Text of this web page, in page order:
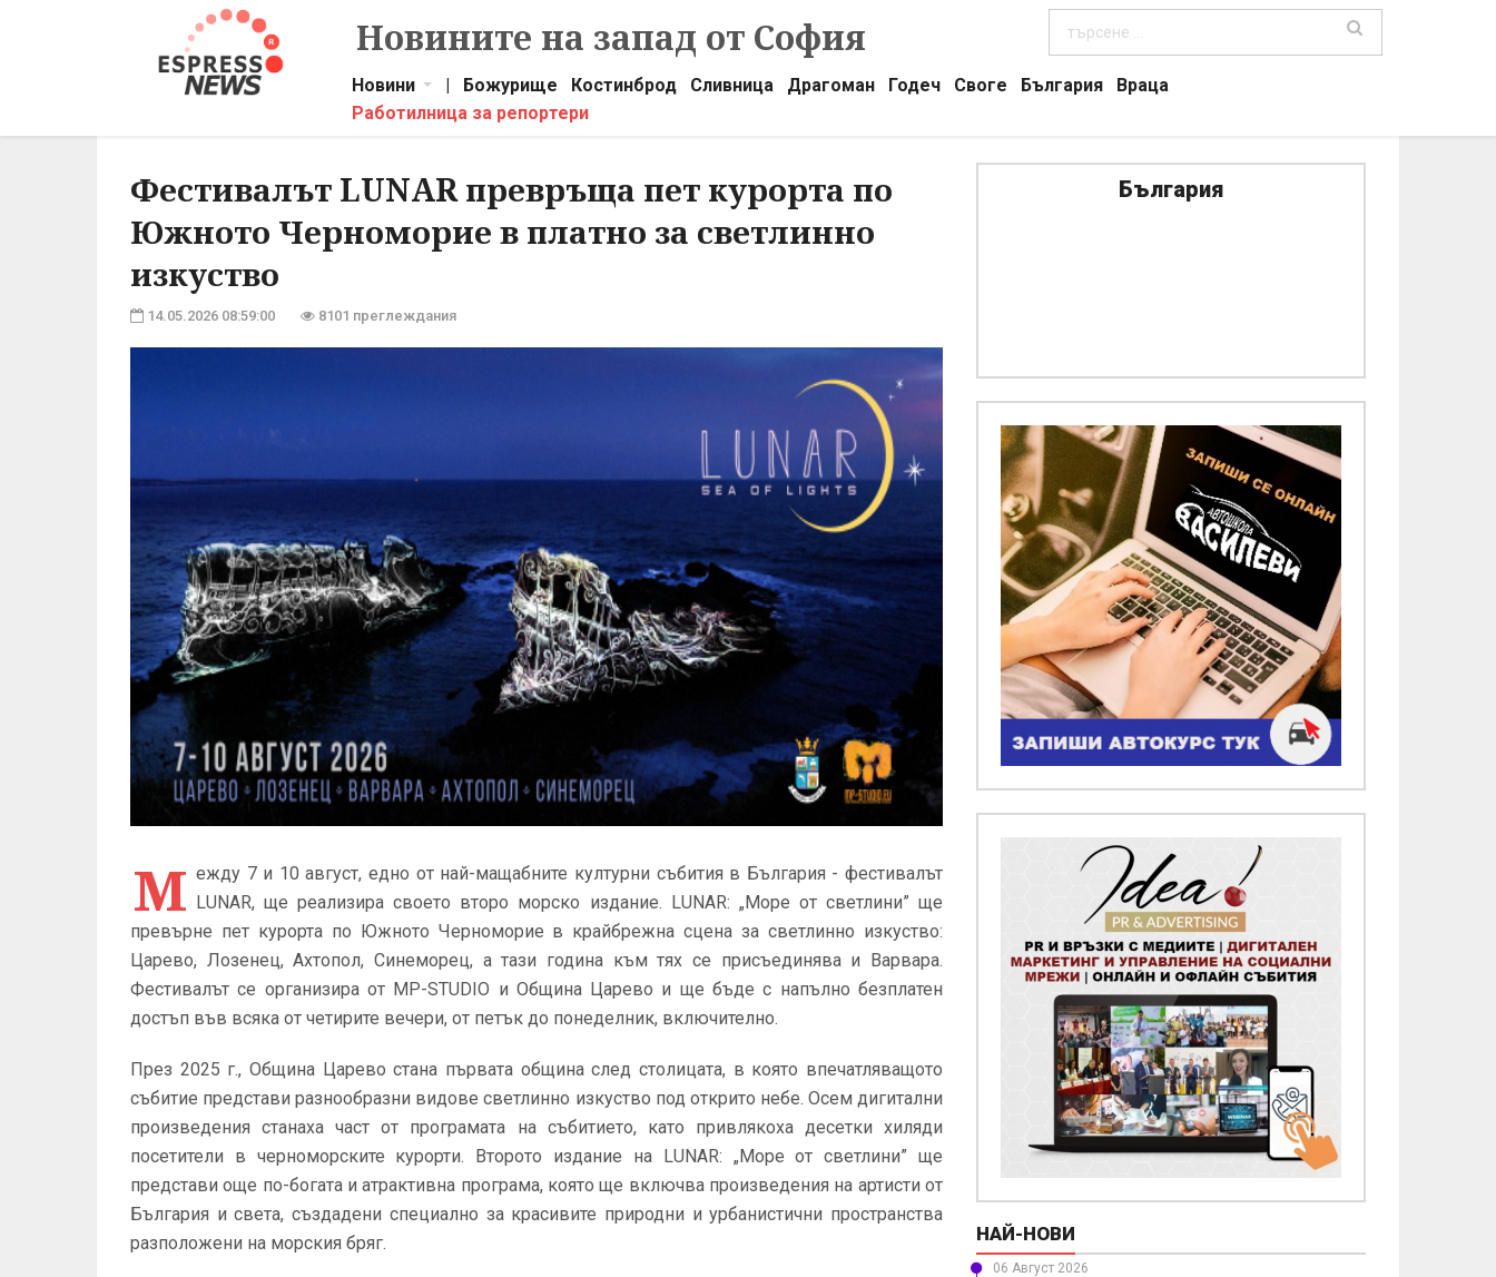
Новините на запад от София
Новини | Божурище Костинброд Сливница Драгоман Годеч Своге България
Враца
Работилница за репортери
Фестивалът LUNAR превръща пет курорта по
Южното Черноморие в платно за светлинно
изкуство
14.05.2026 08:59:00 8101 преглеждания
М ежду 7 и 10 август, едно от най-мащабните културни събития в България - фестивалът
LUNAR, ще реализира своето второ морско издание. LUNAR: „Море от светлини” ще
превърне пет курорта по Южното Черноморие в крайбрежна сцена за светлинно изкуство:
Царево, Лозенец, Ахтопол, Синеморец, а тази година към тях се присъединява и Варвара.
Фестивалът се организира от MP-STUDIO и Община Царево и ще бъде с напълно безплатен
достъп във всяка от четирите вечери, от петък до понеделник, включително.
През 2025 г., Община Царево стана първата община след столицата, в която впечатляващото
събитие представи разнообразни видове светлинно изкуство под открито небе. Осем дигитални
произведения станаха част от програмата на събитието, като привлякоха десетки хиляди
посетители в черноморските курорти. Второто издание на LUNAR: „Море от светлини” ще
представи още по-богата и атрактивна програма, която ще включва произведения на артисти от
България и света, създадени специално за красивите природни и урбанистични пространства
разположени на морския бряг.
България
НАЙ-НОВИ
06 Август 2026